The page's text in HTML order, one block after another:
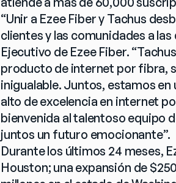
“Unir a Ezee Fiber y Tachus
clientes y las comunidades a
Ejecutivo de Ezee Fiber.
producto de internet por fibra,
inigualable. Juntos, estamos
alto de excelencia en internet
bienvenida al talentoso equipo
juntos un futuro emocionante”.
Durante los últimos 24 meses,
Houston; una expansión de